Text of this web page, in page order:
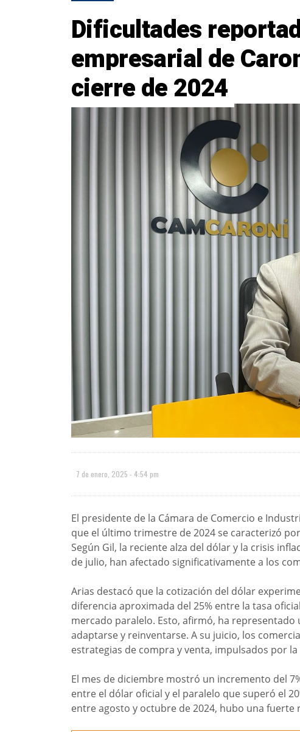
Dificultades
empresarial de
cierre de 2024
7 de enero, 2025 - 4:54 pm
El presidente de la Cámara de Comercio e
que el último trimestre de 2024 se caracterizó
Según Gil, la reciente alza del dólar y la crisis
de julio, han afectado significativamente a los
Arias destacó que la cotización del dólar
diferencia aproximada del 25% entre la tasa
mercado paralelo. Esto, afirmó, ha
adaptarse y reinventarse. A su juicio, los
estrategias de compra y venta, impulsados por
El mes de diciembre mostró un incremento del
entre el dólar oficial y el paralelo que superó el
entre agosto y octubre de 2024, hubo una fuerte